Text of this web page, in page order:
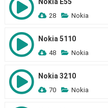
28 Nokia
Nokia 5110
48 Nokia
Nokia 3210
70 Nokia